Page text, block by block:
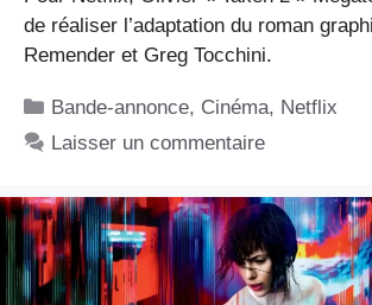
de réaliser l’adaptation du roman
Remender et Greg Tocchini.
Catégories
Bande-annonce, Cinéma, Netflix
Laisser un commentaire